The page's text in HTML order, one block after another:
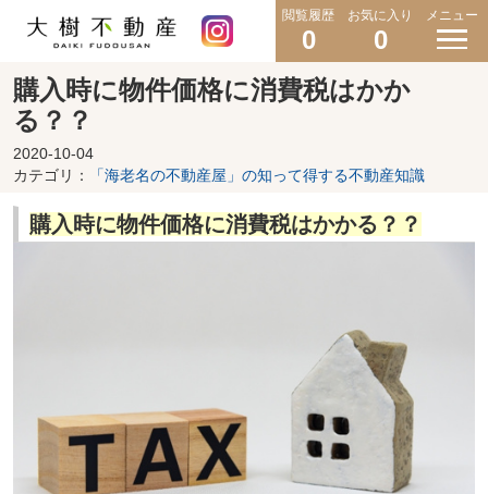
閲覧履歴
0
お気に入り
0
メニュー
購入時に物件価格に消費税はかか
る？？
2020-10-04
カテゴリ：
「海老名の不動産屋」の知って得する不動産知識
購入時に物件価格に消費税はかかる？？